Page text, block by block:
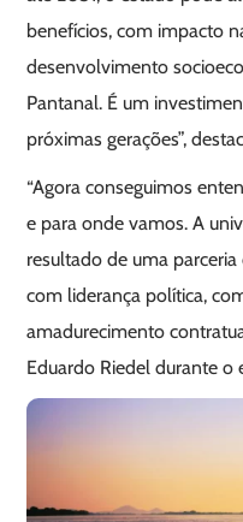
benefícios, com impacto
desenvolvimento
Pantanal. É um
próximas gerações”,
“Agora conseguimos
e para onde vamos. A
resultado de uma
com liderança política,
amadurecimento
Eduardo Riedel durante o